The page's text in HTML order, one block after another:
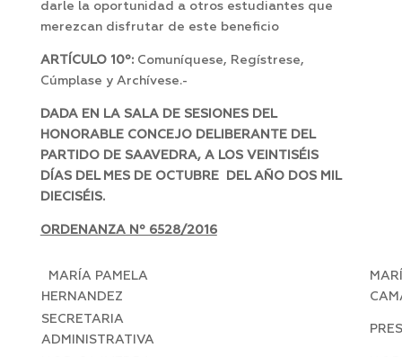
darle la oportunidad a otros estudiantes que
merezcan disfrutar de este beneficio
ARTÍCULO 10º: Comuníquese, Regístrese,
Cúmplase y Archívese.-
DADA EN LA SALA DE SESIONES DEL
HONORABLE CONCEJO DELIBERANTE DEL
PARTIDO DE SAAVEDRA, A LOS VEINTISÉIS
DÍAS DEL MES DE OCTUBRE DEL AÑO DOS MIL
DIECISÉIS.
ORDENANZA Nº 6528/2016
MARÍA PAMELA
HERNANDEZ
SECRETARIA
ADMINISTRATIVA